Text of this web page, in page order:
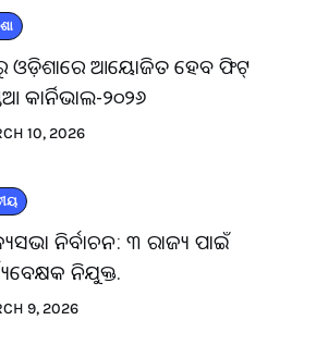
ଓଡ଼ିଶାରେ ଆୟୋଜିତ ହେବ ଫିଟ୍
କାର୍ନିଭାଲ-୨୦୨୬
10, 2026
ନିର୍ବାଚନ: ୩ ରାଜ୍ୟ ପାଇଁ
ନିଯୁକ୍ତ.
9, 2026